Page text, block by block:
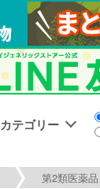
カテゴリー
第2類医薬品